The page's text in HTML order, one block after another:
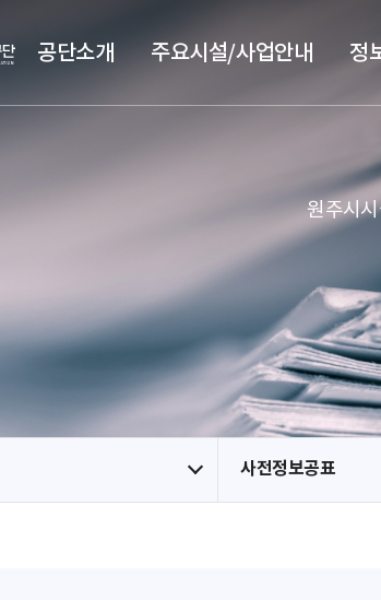
공단소개 주요시설/사업안내 정
원주시
사전정보공표